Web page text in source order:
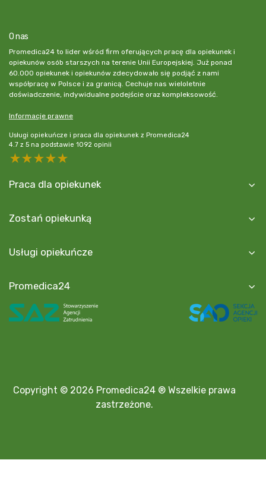
O nas
Promedica24 to lider wśród firm oferujących pracę dla opiekunek i
opiekunów osób starszych na terenie Unii Europejskiej. Już ponad
60.000 opiekunek i opiekunów zdecydowało się podjąć z nami
współpracę w Polsce i za granicą. Cechuje nas wieloletnie
doświadczenie, indywidualne podejście oraz kompleksowość.
Informacje prawne
Usługi opiekuńcze i praca dla opiekunek z Promedica24
4.7 z 5 na podstawie 1092 opinii
5 stars
4 stars
3 stars
2 stars
Praca dla opiekunek
Zostań opiekunką
Usługi opiekuńcze
Promedica24
Copyright © 2026 Promedica24 ® Wszelkie prawa
zastrzeżone.